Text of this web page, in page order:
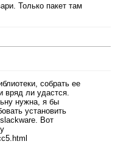
Только пакет там
собрать ее
вряд ли удастся.
нужна, я бы
установить
Вот